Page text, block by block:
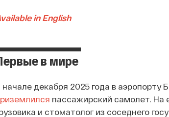
in English
в мире
начале декабря 2025 года в аэропорту
пассажирский самолет. На
и стоматолог из соседнего